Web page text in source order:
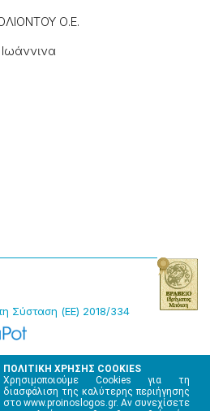
ΠΟΛΙΤΙΚΗ ΧΡΗΣΗΣ COOKIES
Χρησιμοποιούμε Cookies για τη
διασφάλιση της καλύτερης περιήγησης
στο www.proinoslogos.gr. Αν συνεχίσετε
Ο.Ε.
Σύσταση (ΕΕ) 2018/334
Μ.Η.Τ. 220242